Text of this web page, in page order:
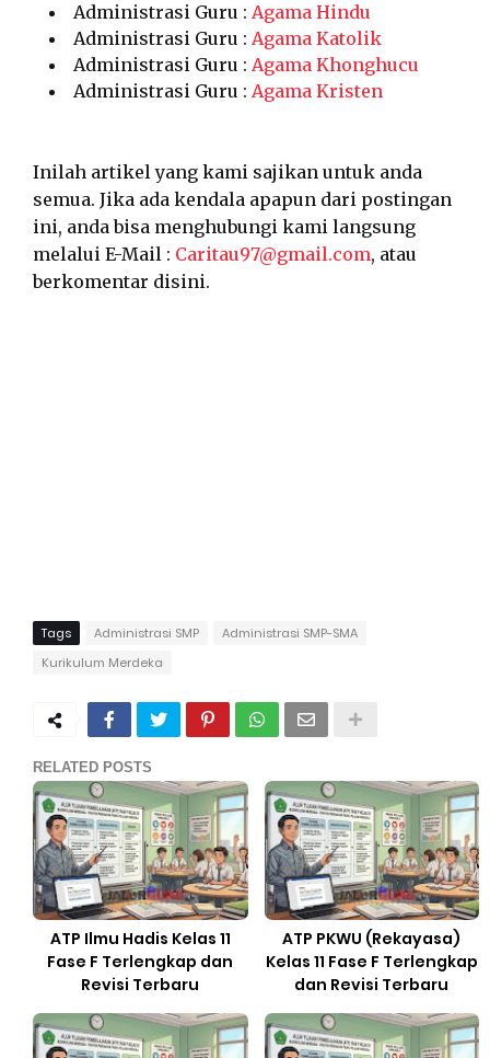
Administrasi Guru : Agama Hindu
Administrasi Guru : Agama Katolik
Administrasi Guru : Agama Khonghucu
Administrasi Guru : Agama Kristen
Inilah artikel yang kami sajikan untuk anda
semua. Jika ada kendala apapun dari postingan
ini, anda bisa menghubungi kami langsung
melalui E-Mail : Caritau97@gmail.com, atau
berkomentar disini.
Tags Administrasi SMP
Administrasi SMP-SMA
Kurikulum Merdeka
RELATED POSTS
ATP Ilmu Hadis Kelas 11
Fase F Terlengkap dan
Revisi Terbaru
ATP PKWU (Rekayasa)
Kelas 11 Fase F Terlengkap
dan Revisi Terbaru